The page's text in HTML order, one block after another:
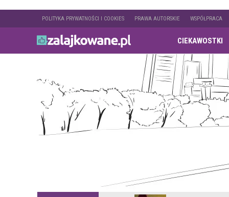
POLITYKA PRYWATNOŚCI I COOKIES PRAWA AUTORSKIE WSPÓŁPRACA
CIEKAWOSTKI